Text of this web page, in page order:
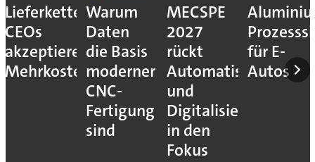
Lieferkettenresilienz:
CEOs
akzeptieren
Mehrkosten
Warum
Daten
die Basis
moderner
CNC-
Fertigung
sind
MECSPE
2027
rückt
Automatisierung
und
Digitalisierung
in den
Fokus
für E-
Autos